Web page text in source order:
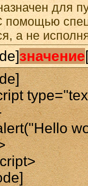
для
помощью
а не
значение